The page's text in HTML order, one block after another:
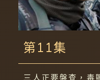
第11集